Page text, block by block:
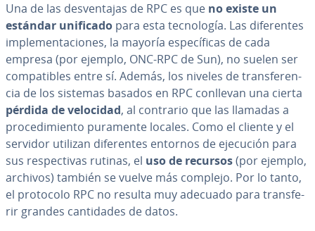
Una de las de­s­ve­n­ta­jas de RPC es que no existe un
estándar unificado para esta te­c­no­lo­gía. Las di­fe­re­n­tes
im­ple­me­n­ta­cio­nes, la mayoría es­pe­cí­fi­cas de cada
empresa (por ejemplo, ONC-RPC de Sun), no suelen ser
co­m­pa­ti­bles entre sí. Además, los niveles de tra­n­s­fe­re­n­
cia de los sistemas basados en RPC conllevan una cierta
pérdida de velocidad, al contrario que las llamadas a
pro­ce­di­mie­n­to puramente locales. Como el cliente y el
servidor utilizan di­fe­re­n­tes entornos de ejecución para
sus re­s­pe­c­ti­vas rutinas, el uso de recursos(por ejemplo,
archivos) también se vuelve más complejo. Por lo tanto,
el protocolo RPC no resulta muy adecuado para tra­n­s­fe­
rir grandes ca­n­ti­da­des de datos.